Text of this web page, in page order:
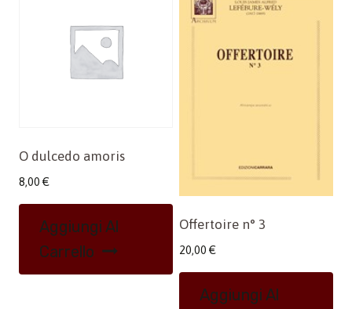
O dulcedo amoris
8,00 €
Aggiungi Al
Carrello
Offertoire n° 3
20,00 €
Aggiungi Al